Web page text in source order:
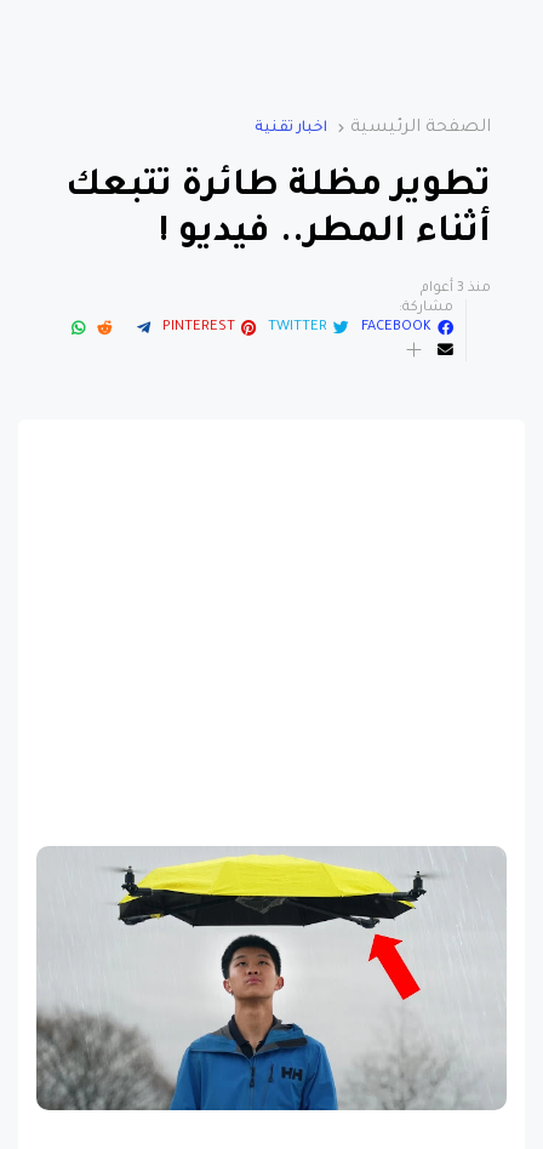
الصفحة الرئيسية اخبار تقنية
تطوير مظلة طائرة تتبعك
أثناء المطر.. فيديو !
منذ 3 أعوام
مشاركة:
FACEBOOK
TWITTER
PINTEREST